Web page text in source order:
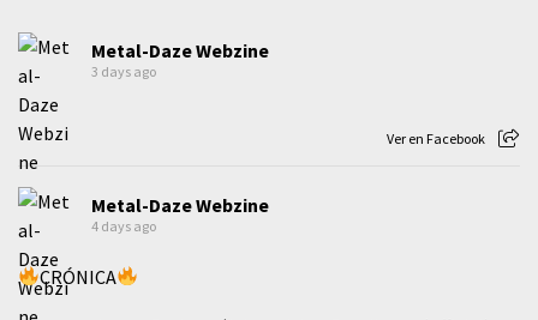
Metal-Daze Webzine
3 days ago
Ver en Facebook
Metal-Daze Webzine
4 days ago
CRÓNICA